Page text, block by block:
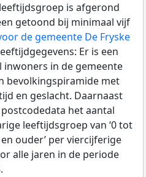
is afgerond
getoond bij minimaal vijf
de gemeente De Fryske
Er is een
in de gemeente
bevolkingspiramide met
en geslacht. Daarnaast
het aantal
leeftijdsgroep van ‘0 tot
en ouder’ per viercijferige
alle jaren in de periode